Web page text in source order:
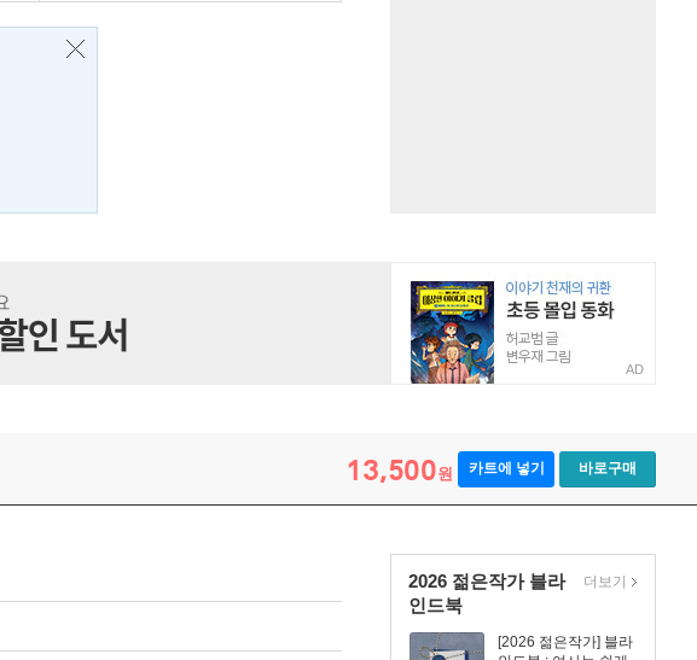
AD
13,500원 카트에 넣기 바로구매
2026 젊은작가 블라
인드북
[2026 젊은작가] 블라
더보기